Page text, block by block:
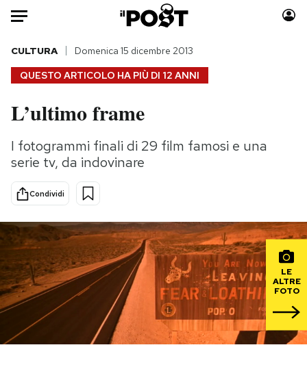
Auto
HOME
Italia
Politica
Internet
Cultura
Economia
Sport
Consumismi
Europa
Altrecose
Mondiali calcio 2026
QUESTO ARTICOLO HA PIÙ DI 12 ANNI
CULTURA Domenica 15 dicembre 2013
L’ultimo frame
I fotogrammi finali di 29 film famosi e una
serie tv, da indovinare
Condividi
LE
ALTRE
FOTO